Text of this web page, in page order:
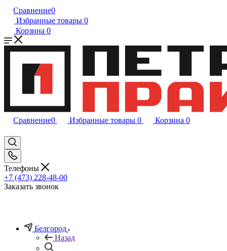
Сравнение0
Избранные товары 0
Корзина 0
Сравнение0 Избранные товары 0 Корзина 0
Телефоны
+7 (473) 228-48-00
Заказать звонок
Белгород
Назад